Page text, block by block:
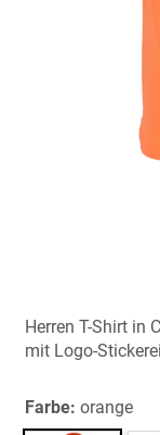
springen
Herren T-Shirt in
mit Logo-Stickerei
Farbe: orange